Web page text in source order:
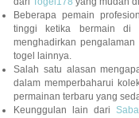
Beberapa pemain
tinggi ketika bermain di
menghadirkan
togel lainnya.
Salah satu alasan
dalam memperbaharui
permainan terbaru yang
Keunggulan lain dari